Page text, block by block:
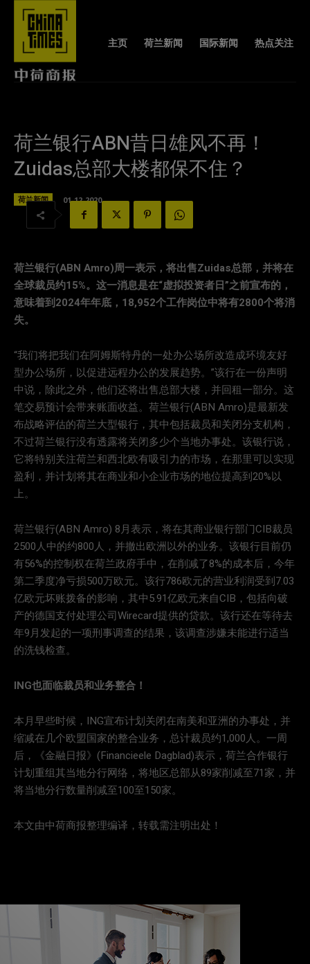
主页 荷兰新闻 国际新闻 热点关注
荷兰银行ABN昔日雄风不再！
Zuidas总部大楼都保不住？
荷兰新闻 01-12-2020
荷兰银行(ABN Amro)周一表示，将出售Zuidas总部，并将在
全球裁员约15%。这一消息是在“虚拟投资者日”之前宣布的，
意味着到2024年年底，18,952个工作岗位中将有2800个将消
失。
“我们将把我们在阿姆斯特丹的一处办公场所改造成环境友好
型办公场所，以促进远程办公的发展趋势。”该行在一份声明
中说，除此之外，他们还将出售总部大楼，并回租一部分。这
笔交易预计会带来账面收益。荷兰银行(ABN Amro)是最新发
布战略评估的荷兰大型银行，其中包括裁员和关闭分支机构，
不过荷兰银行没有透露将关闭多少个当地办事处。该银行说，
它将特别关注荷兰和西北欧有吸引力的市场，在那里可以实现
盈利，并计划将其在商业和小企业市场的地位提高到20%以
上。
荷兰银行(ABN Amro) 8月表示，将在其商业银行部门CIB裁员
2500人中的约800人，并撤出欧洲以外的业务。该银行目前仍
有56%的控制权在荷兰政府手中，在削减了8%的成本后，今年
第二季度净亏损500万欧元。该行786欧元的营业利润受到7.03
亿欧元坏账拨备的影响，其中5.91亿欧元来自CIB，包括向破
产的德国支付处理公司Wirecard提供的贷款。该行还在等待去
年9月发起的一项刑事调查的结果，该调查涉嫌未能进行适当
的洗钱检查。
ING也面临裁员和业务整合！
本月早些时候，ING宣布计划关闭在南美和亚洲的办事处，并
缩减在几个欧盟国家的整合业务，总计裁员约1,000人。一周
后，《金融日报》(Financieele Dagblad)表示，荷兰合作银行
计划重组其当地分行网络，将地区总部从89家削减至71家，并
将当地分行数量削减至100至150家。
本文由中荷商报整理编译，转载需注明出处！